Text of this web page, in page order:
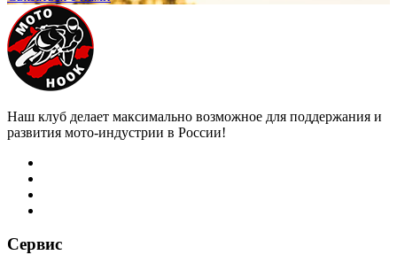
Наш клуб делает максимально возможное для поддержания и
развития мото-индустрии в России!
Сервис